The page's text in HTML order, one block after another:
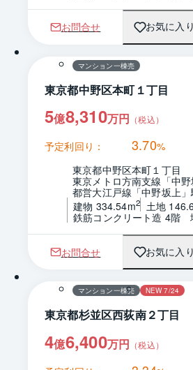
お問合せ お気に入
1 / 0
マンション一棟売
東京都中野区本町１丁目
5億8,310万円 （税込）
予定利回り： 3.70%
東京都中野区本町１丁目
東京メトロ方南支線「中
都営大江戸線「中野坂上
建物 334.54m2 土地
鉄筋コンクリート造 4階
お問合せ お気に入
1 / 0
マンション一棟売 NEW 7/24
東京都杉並区西荻南２丁目
4億6,400万円 （税込）